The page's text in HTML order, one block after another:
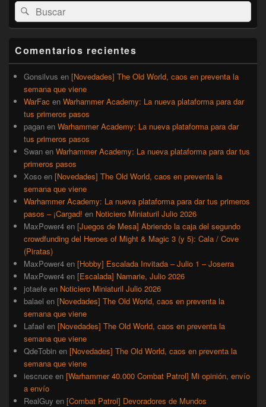
área
de
widget
lateral
primaria
Buscar
por:
Buscar
Comentarios recientes
Gonsilvus en [Novedades] The Old World, caos en preventa la
semana que viene
WarFac en Warhammer Academy: La nueva plataforma para dar
tus primeros pasos
pagan en Warhammer Academy: La nueva plataforma para dar
tus primeros pasos
Swan en Warhammer Academy: La nueva plataforma para dar tus
primeros pasos
Xoso en [Novedades] The Old World, caos en preventa la
semana que viene
Warhammer Academy: La nueva plataforma para dar tus primeros
pasos – ¡Cargad! en Noticiero Miniaturil Julio 2026
MaxPower4 en [Juegos de Mesa] Abriendo la caja del segundo
crowdfunding del Heroes of Might & Magic 3 (y 5): Cala / Cove
(Piratas)
MaxPower4 en [Hobby] Escalada Invitada – Julio 1 – Joserra
MaxPower4 en [Escalada] Namarie, Julio 2026
jotaefe en Noticiero Miniaturil Julio 2026
balael en [Novedades] The Old World, caos en preventa la
semana que viene
Lafael en [Novedades] The Old World, caos en preventa la
semana que viene
QdeTobin en [Novedades] The Old World, caos en preventa la
semana que viene
iescruce en [Warhammer 40.000 Combat Patrol] Mi opinión, envío
a envío
RealGuy en [Combat Patrol] Devoradores de Mundos